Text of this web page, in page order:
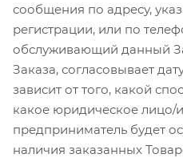
сообщения по адресу,
регистрации, или по
обслуживающий данный
Заказа, согласовывает
зависит от того, какой
какое юридическое лицо/
предприниматель будет
наличия заказанных